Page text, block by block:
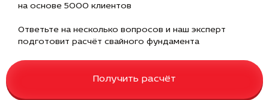
на основе 5000 клиентов
Ответьте на несколько вопросов и наш эксперт
подготовит расчёт свайного фундамента
Получить расчёт